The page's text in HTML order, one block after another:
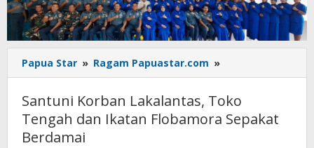
Papua Star » Ragam Papuastar.com »
Korban
Toko
Tengah
Santuni Korban Lakalantas, Toko
Tengah dan Ikatan Flobamora Sepakat
Berdamai